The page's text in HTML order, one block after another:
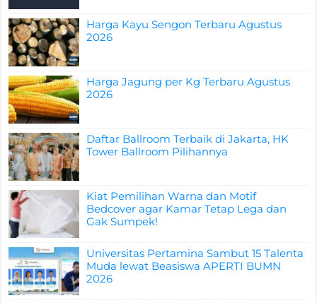
Harga Kayu Sengon Terbaru Agustus
2026
Harga Jagung per Kg Terbaru Agustus
2026
Daftar Ballroom Terbaik di Jakarta, HK
Tower Ballroom Pilihannya
Kiat Pemilihan Warna dan Motif
Bedcover agar Kamar Tetap Lega dan
Gak Sumpek!
Universitas Pertamina Sambut 15 Talenta
Muda lewat Beasiswa APERTI BUMN
2026